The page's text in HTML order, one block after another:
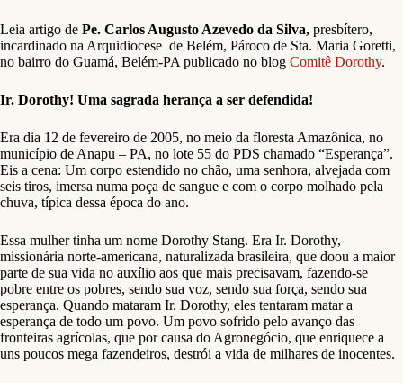
Leia artigo de Pe. Carlos Augusto Azevedo da Silva, presbítero,
incardinado na Arquidiocese de Belém, Pároco de Sta. Maria Goretti,
no bairro do Guamá, Belém-PA publicado no blog Comitê Dorothy.
Ir. Dorothy! Uma sagrada herança a ser defendida!
Era dia 12 de fevereiro de 2005, no meio da floresta Amazônica, no
município de Anapu – PA, no lote 55 do PDS chamado “Esperança”.
Eis a cena: Um corpo estendido no chão, uma senhora, alvejada com
seis tiros, imersa numa poça de sangue e com o corpo molhado pela
chuva, típica dessa época do ano.
Essa mulher tinha um nome Dorothy Stang. Era Ir. Dorothy,
missionária norte-americana, naturalizada brasileira, que doou a maior
parte de sua vida no auxílio aos que mais precisavam, fazendo-se
pobre entre os pobres, sendo sua voz, sendo sua força, sendo sua
esperança. Quando mataram Ir. Dorothy, eles tentaram matar a
esperança de todo um povo. Um povo sofrido pelo avanço das
fronteiras agrícolas, que por causa do Agronegócio, que enriquece a
uns poucos mega fazendeiros, destrói a vida de milhares de inocentes.